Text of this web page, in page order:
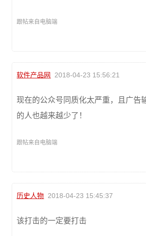
跟帖来自电脑端
软件产品网 2018-04-23 15:56:21
现在的公众号同质化太严重，且广告
的人也越来越少了！
跟帖来自电脑端
历史人物 2018-04-23 15:45:37
该打击的一定要打击